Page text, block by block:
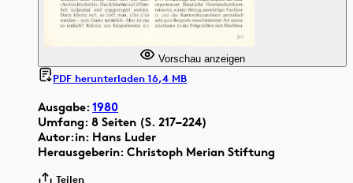
Ausgabe:1980
Umfang: 8 Seiten (S. 217–224)
Autor:in: Hans Luder
Herausgeberin: Christoph Merian Stiftung
Teilen
Vorschau anzeigen
PDF herunterladen 16,4 MB